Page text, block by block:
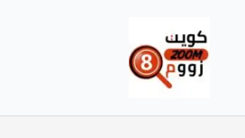
المحتوى